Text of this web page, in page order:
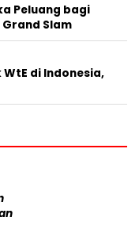
Peluang bagi
Slam
WtE di Indonesia,